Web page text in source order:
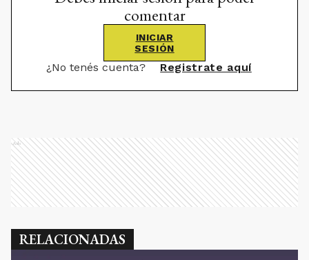
comentar
INICIAR
SESIÓN
¿No tenés cuenta? Registrate aquí
Ads
RELACIONADAS